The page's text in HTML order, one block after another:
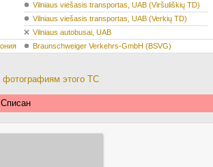
Vilniaus viešasis transportas, UAB (Viršuliškių TD)
Vilniaus viešasis transportas, UAB (Verkių TD)
Vilniaus autobusai, UAB
Braunschweiger Verkehrs-GmbH (BSVG)
фотографиям этого ТС